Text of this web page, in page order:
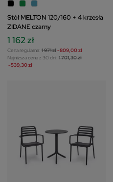
Stół MELTON 120/160 + 4 krzesła
ZIDANE czarny
1 162 zł
Cena regularna: 1 971 zł-809,00 zł
Najniższa cena z 30 dni: 1 701,30 zł
-539,30 zł